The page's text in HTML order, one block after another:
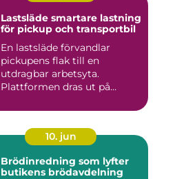
Lastsläde smartare lastning
för pickup och transportbil
En lastsläde förvandlar
pickupens flak till en
utdragbar arbetsyta.
Plattformen dras ut på
10. jun
Brödinredning som lyfter
butikens brödavdelning